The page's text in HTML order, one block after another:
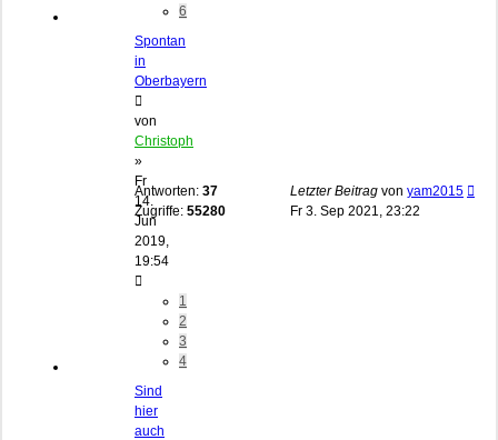
6
Spontan
in
Oberbayern
von
Christoph
»
Fr
14.
Jun
2019,
19:54
1
2
3
4
Antworten: 37
Zugriffe: 55280
Letzter Beitrag von yam2015
Fr 3. Sep 2021, 23:22
Sind
hier
auch